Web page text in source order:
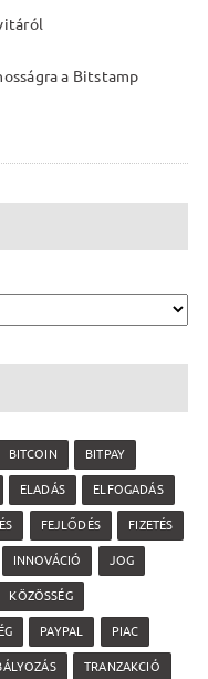
a Bitstamp
BITCOIN BITPAY
ELADÁS ELFOGADÁS
FEJLŐDÉS FIZETÉS
INNOVÁCIÓ JOG
KÖZÖSSÉG
PAYPAL PIAC
TRANZAKCIÓ